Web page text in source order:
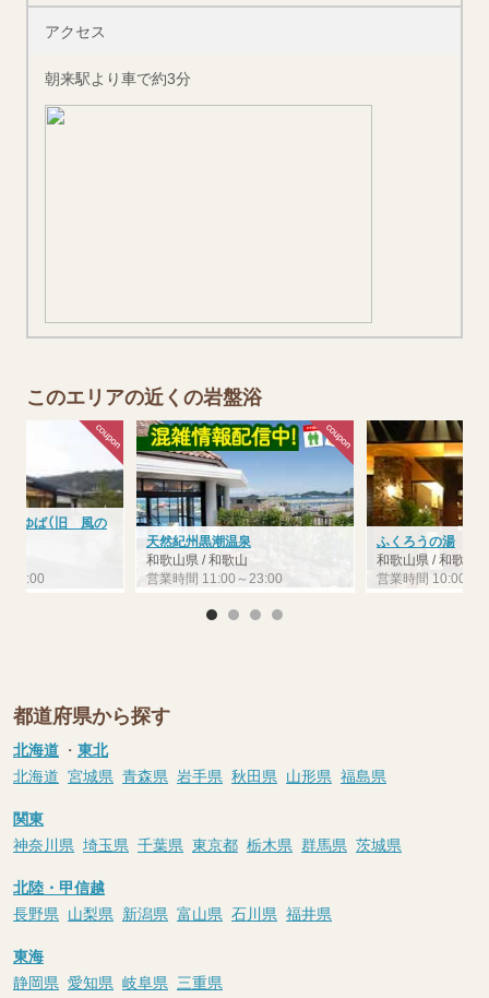
アクセス
朝来駅より車で約3分
このエリアの近くの岩盤浴
ゆば（旧 風の
24:00
天然紀州黒潮温泉
和歌山県 / 和歌山
営業時間 11:00～23:00
ふくろうの湯
和歌山県 / 和歌山
営業時間 10:00～
都道府県から探す
北海道 ・ 東北
北海道 宮城県 青森県 岩手県 秋田県 山形県 福島県
関東
神奈川県 埼玉県 千葉県 東京都 栃木県 群馬県 茨城県
北陸・甲信越
長野県 山梨県 新潟県 富山県 石川県 福井県
東海
静岡県 愛知県 岐阜県 三重県